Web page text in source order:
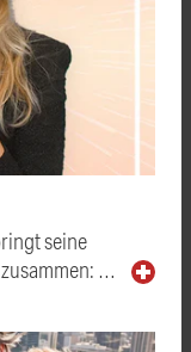
seine
…